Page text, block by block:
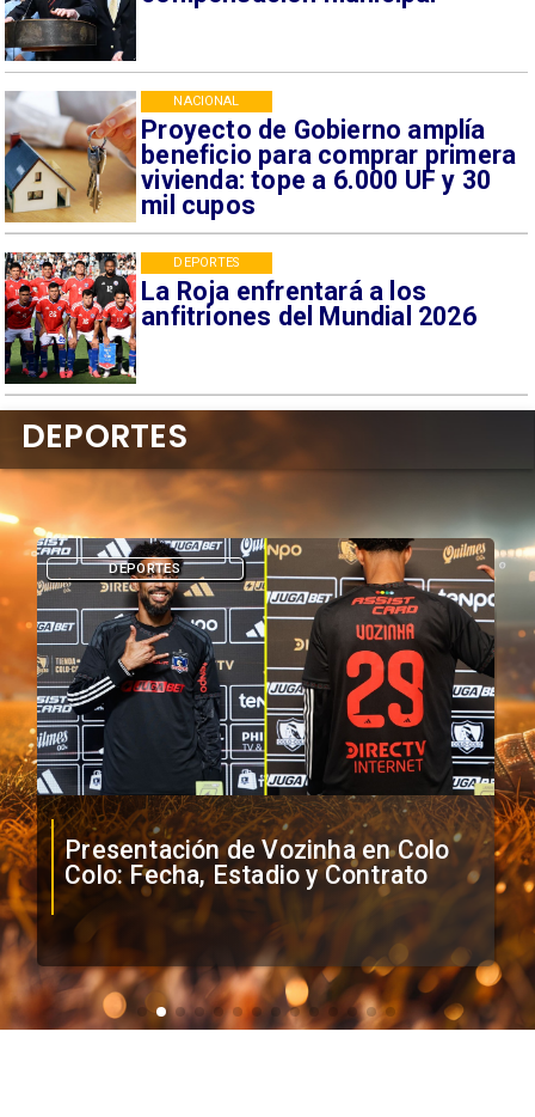
Proyecto de Gobierno amplía
beneficio para comprar primera
vivienda: tope a 6.000 UF y 30
mil cupos
NACIONAL
La Roja enfrentará a los
anfitriones del Mundial 2026
DEPORTES
Presentación de Vozinha en Colo
Colo: Fecha, Estadio y Contrato
DEPORTES
DEPORTES